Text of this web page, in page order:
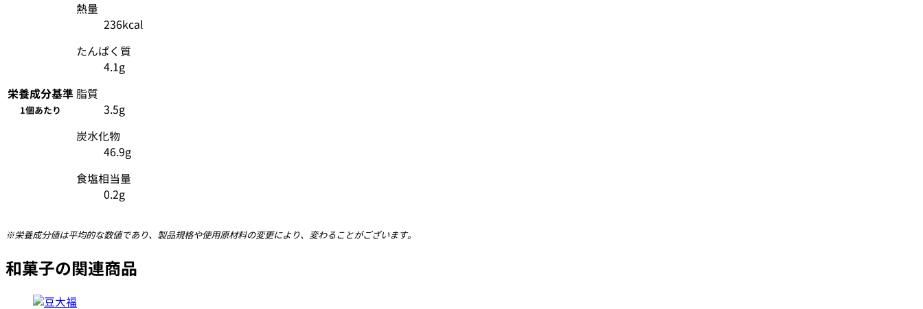
栄養成分基準
1個あたり
熱量
236kcal
たんぱく質
4.1g
脂質
3.5g
炭水化物
46.9g
食塩相当量
0.2g
※栄養成分値は平均的な数値であり、製品規格や使用原材料の変更により、変わることがございます。
和菓子の関連商品